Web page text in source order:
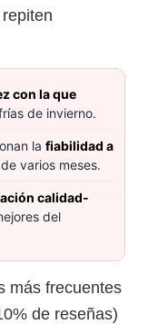
con la que
de invierno.
la fiabilidad a
varios meses.
calidad-
del
más frecuentes
de reseñas)